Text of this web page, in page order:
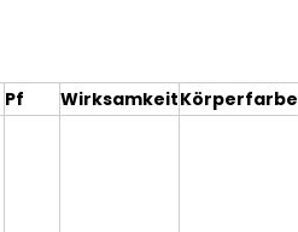
Pf WirksamkeitKörperfarbe